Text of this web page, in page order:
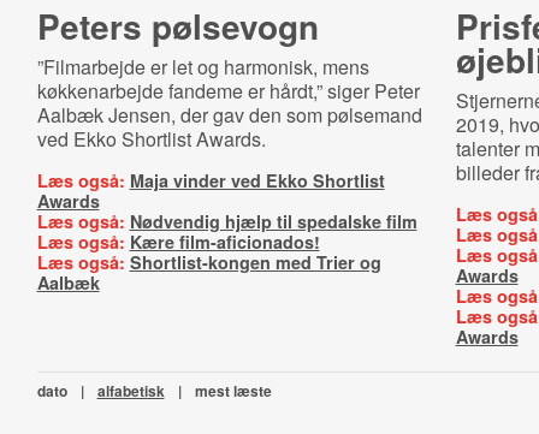
Peters pølsevogn
”Filmarbejde er let og harmonisk, mens
køkkenarbejde fandeme er hårdt,” siger Peter
Aalbæk Jensen, der gav den som pølsemand
ved Ekko Shortlist Awards.
Læs også: Maja vinder ved Ekko Shortlist
Awards
Læs også: Nødvendig hjælp til spedalske film
Læs også: Kære film-aficionados!
Læs også: Shortlist-kongen med Trier og
Aalbæk
2019,
talenter
billeder
Læs
Læs
Læs
Awards
Læs
Læs
Awards
dato | alfabetisk | mest læste